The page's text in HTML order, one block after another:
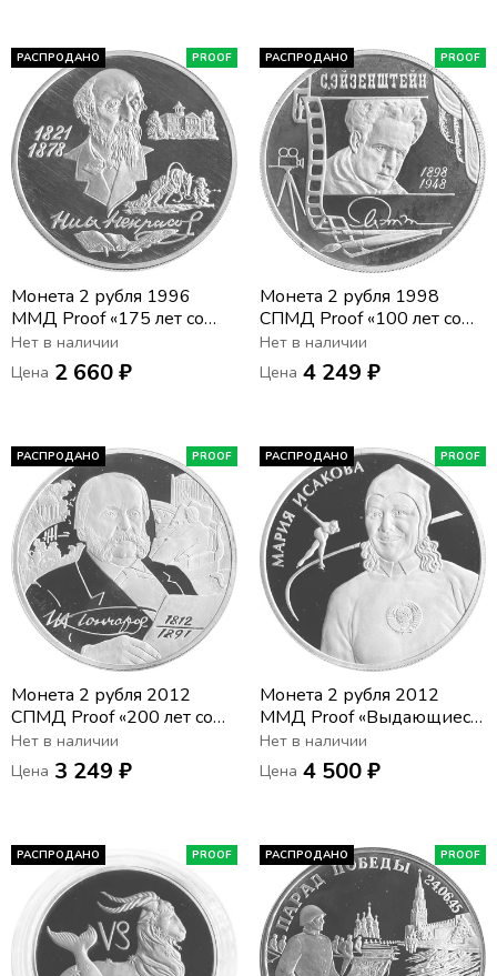
РАСПРОДАНО PROOF
Монета 2 рубля 1996
ММД Proof «175 лет со
дня рождения Николая
Алексеевича Некрасова»
Нет в наличии
Цена 2 660 ₽
РАСПРОДАНО PROOF
Монета 2 рубля 1998
СПМД Proof «100 лет со
дня рождения Сергея
Эйзенштейна (в кадре
кинопленки)»
Нет в наличии
Цена 4 249 ₽
РАСПРОДАНО PROOF
Монета 2 рубля 2012
СПМД Proof «200 лет со
дня рождения Ивана
Александровича
Гончарова»
Нет в наличии
Цена 3 249 ₽
РАСПРОДАНО PROOF
Монета 2 рубля 2012
ММД Proof «Выдающиеся
спортсмены России -
Мария Исакова,
конькобежка»
Нет в наличии
Цена 4 500 ₽
РАСПРОДАНО PROOF РАСПРОДАНО PROOF